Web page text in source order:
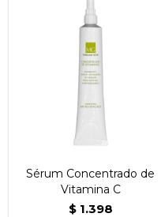
Sérum Concentrado de
Vitamina C
$ 1.398